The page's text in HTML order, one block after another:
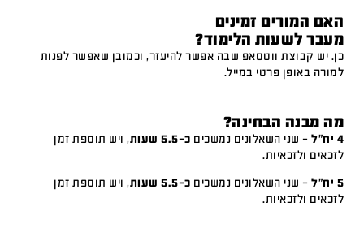
האם המורים זמינים
מעבר לשעות הלימוד?
כן. יש קבוצת ווטסאפ שבה אפשר להיעזר, וכמובן שאפשר לפנות
למורה באופן פרטי במייל.
מה מבנה הבחינה?
4 יח"ל – שני השאלונים נמשכים כ-5.5 שעות
, ויש תוספת זמן
לזכאים ולזכאיות.
5 יח"ל – שני השאלונים נמשכים כ-5.5 שעות
, ויש תוספת זמן
לזכאים ולזכאיות.